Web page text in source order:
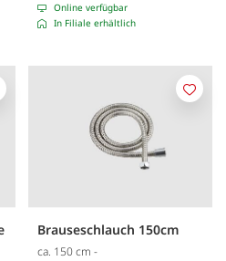
Online verfügbar
In Filiale erhältlich
Brauseschlauch 150cm
ca. 150 cm -